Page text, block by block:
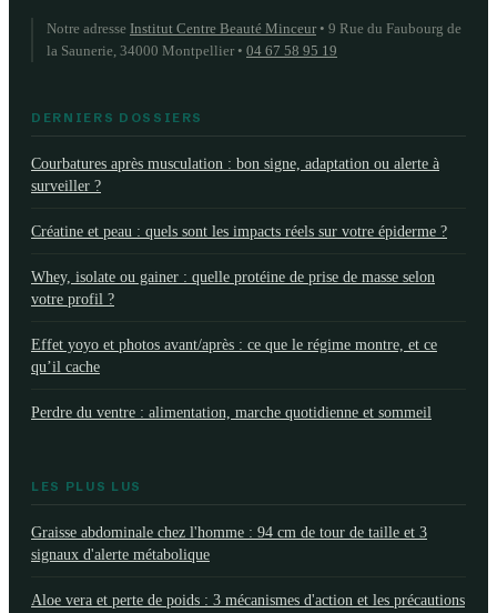
Notre adresse Institut Centre Beauté Minceur• 9 Rue du Faubourg de
la Saunerie, 34000 Montpellier • 04 67 58 95 19
DERNIERS DOSSIERS
Courbatures après musculation : bon signe, adaptation ou alerte à
surveiller ?
Créatine et peau : quels sont les impacts réels sur votre épiderme ?
Whey, isolate ou gainer : quelle protéine de prise de masse selon
votre profil ?
Effet yoyo et photos avant/après : ce que le régime montre, et ce
qu’il cache
Perdre du ventre : alimentation, marche quotidienne et sommeil
LES PLUS LUS
Graisse abdominale chez l'homme : 94 cm de tour de taille et 3
signaux d'alerte métabolique
Aloe vera et perte de poids : 3 mécanismes d'action et les précautions